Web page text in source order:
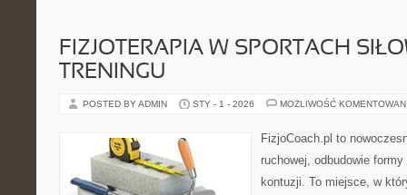
FIZJOTERAPIA W SPORTACH
TRENINGU
POSTED BY ADMIN STY - 1 - 2026 MOŻLIWOŚĆ
FizjoCoach.pl to
ruchowej, odbudowie
kontuzji. To miejsce, w